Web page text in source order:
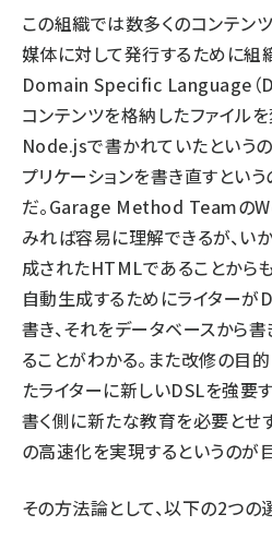
この組織では数多くのコンテン
媒体に対して発行するために組
Domain Specific Language（
コンテンツを格納したファイル
Node.jsで書かれていたというの
プリケーションを書き直すとい
だ。Garage Method Teamの
みれば容易に理解できるが、い
成されたHTMLであることから
自動生成するためにライターが
書き、それをデータベースから
ることがわかる。また改修の目
たライターに新しいDSLを強要
書く側に新たな教育を必要とせ
の高速化を実現するというのが
その方法論として、以下の2つの